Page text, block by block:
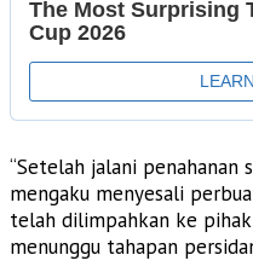
“Setelah jalani penahanan
mengaku menyesali
telah dilimpahkan ke
menunggu tahapan